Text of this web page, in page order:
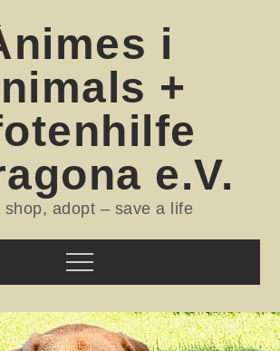
i
+
e.V.
shop, adopt – save a life
Menu